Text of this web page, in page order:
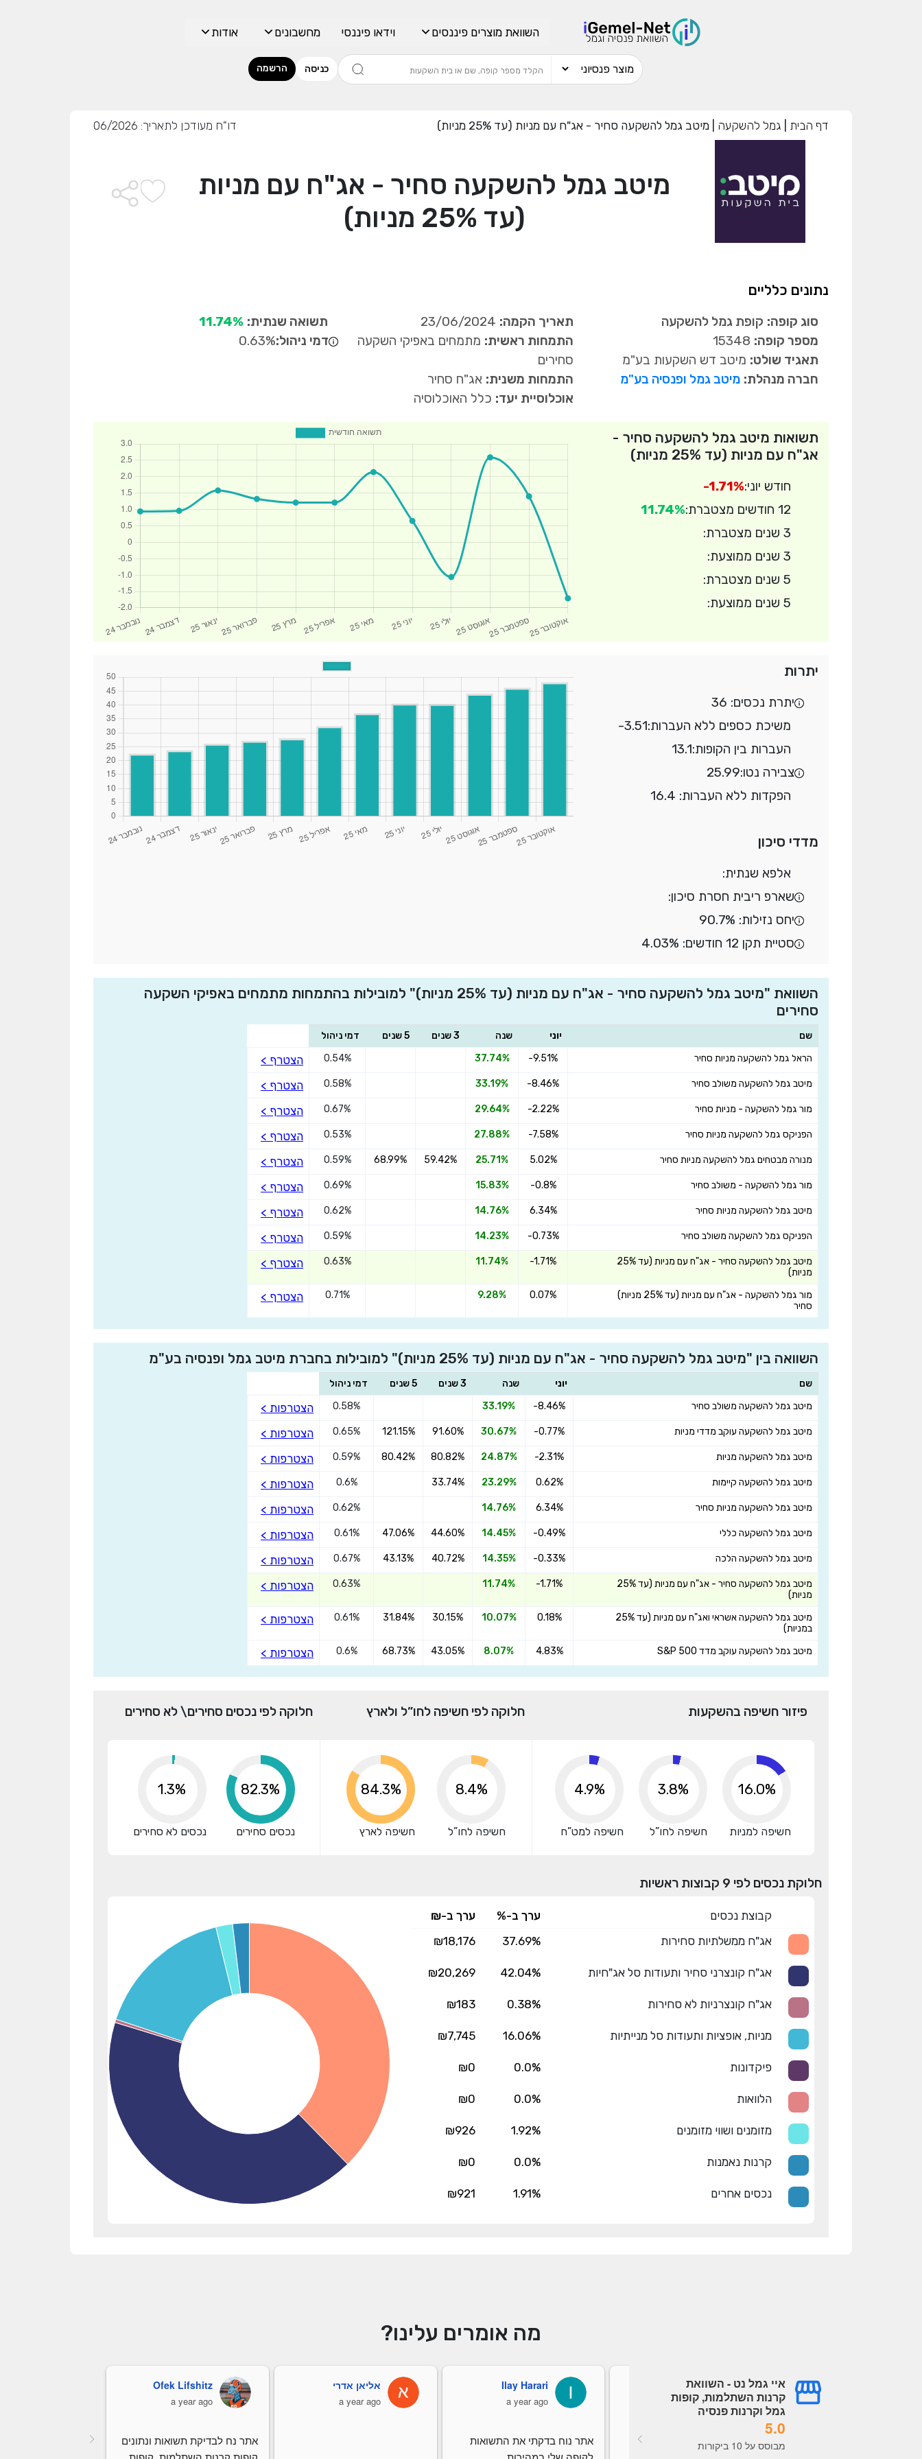
השוואת מוצרים פיננסים וידאו פיננסי מחשבונים אודות
כניסה הרשמה
דף הבית גמל להשקעה מיטב גמל להשקעה סחיר - אג"ח עם מניות (עד 25% מניות) דו"ח מעודכן לתאריך: 06/2026
מיטב גמל להשקעה סחיר - אג"ח עם מניות
(עד 25% מניות)
נתונים כלליים
סוג קופה: קופת גמל להשקעה
מספר קופה:
תאגיד שולט: מיטב דש השקעות בע"מ
חברה מנהלת: מיטב גמל ופנסיה בע"מ
תאריך הקמה:
התמחות ראשית: מתמחים באפיקי השקעה
סחירים
התמחות משנית: אג"ח סחיר
אוכלוסיית יעד: כלל האוכלוסיה
תשואה שנתית: 11.74%
דמי ניהול:0.63%
תשואות מיטב גמל להשקעה סחיר -
אג"ח עם מניות (עד 25% מניות)
חודש יוני:-1.71%
12 חודשים מצטברת:
11.74%
3 שנים מצטברת:
3 שנים ממוצעת:
5 שנים מצטברת:
5 שנים ממוצעת:
יתרות
יתרת נכסים: 36
משיכת כספים ללא העברות:-3.51
העברות בין הקופות:13.1
צבירה נטו:25.99
הפקדות ללא העברות: 16.4
מדדי סיכון
אלפא שנתית:
שארפ ריבית חסרת סיכון:
יחס נזילות: 90.7%
סטיית תקן 12 חודשים: 4.03%
השוואת "מיטב גמל להשקעה סחיר - אג"ח עם מניות (עד 25% מניות)" למובילות בהתמחות מתמחים באפיקי השקעה
סחירים
שם יוני שנה 3 שנים 5 שנים
דמי ניהול
הראל גמל להשקעה מניות סחיר
-9.51%
37.74%
0.54% הצטרף >
מיטב גמל להשקעה משולב סחיר -8.46%
33.19%
0.58% הצטרף >
מור גמל להשקעה - מניות סחיר -2.22%
29.64%
0.67% הצטרף >
הפניקס גמל להשקעה מניות סחיר -7.58%
27.88%
0.53% הצטרף >
מנורה מבטחים גמל להשקעה מניות סחיר 5.02%
25.71%
59.42%
68.99%
0.59% הצטרף >
מור גמל להשקעה - משולב סחיר -0.8%
15.83%
0.69% הצטרף >
מיטב גמל להשקעה מניות סחיר 6.34%
14.76%
0.62% הצטרף >
הפניקס גמל להשקעה משולב סחיר -0.73%
14.23%
0.59% הצטרף >
מיטב גמל להשקעה סחיר - אג"ח עם מניות (עד 25%
מניות)
-1.71%
11.74%
0.63% הצטרף >
מור גמל להשקעה - אג"ח עם מניות (עד 25% מניות)
סחיר
0.07%
9.28%
0.71% הצטרף >
השוואה בין "מיטב גמל להשקעה סחיר - אג"ח עם מניות (עד 25% מניות)" למובילות בחברת מיטב גמל ופנסיה בע"מ
שם יוני שנה 3 שנים 5 שנים
דמי ניהול
מיטב גמל להשקעה משולב סחיר
-8.46%
33.19%
0.58% הצטרפות >
מיטב גמל להשקעה עוקב מדדי מניות -0.77%
30.67%
91.60%
121.15%
0.65% הצטרפות >
מיטב גמל להשקעה מניות -2.31%
24.87%
80.82%
80.42%
0.59% הצטרפות >
מיטב גמל להשקעה קיימות 0.62%
23.29%
33.74%
0.6% הצטרפות >
מיטב גמל להשקעה מניות סחיר 6.34%
14.76%
0.62% הצטרפות >
מיטב גמל להשקעה כללי -0.49%
14.45%
44.60%
47.06%
0.61% הצטרפות >
מיטב גמל להשקעה הלכה -0.33%
14.35%
40.72%
43.13%
0.67% הצטרפות >
מיטב גמל להשקעה סחיר - אג"ח עם מניות (עד 25%
מניות)
-1.71%
11.74%
0.63% הצטרפות >
מיטב גמל להשקעה אשראי ואג"ח עם מניות (עד 25%
במניות)
0.18%
10.07%
30.15%
31.84%
0.61% הצטרפות >
מיטב גמל להשקעה עוקב מדד S&P 500 4.83%
8.07%
43.05%
68.73%
0.6% הצטרפות >
פיזור חשיפה בהשקעות
16.0%
חשיפה למניות
3.8%
חשיפה לחו”ל
4.9%
חשיפה למט”ח
חלוקה לפי חשיפה לחו”ל ולארץ
8.4%
חשיפה לחו”ל
91.5%
חשיפה לארץ
חלוקה לפי נכסים סחירים\ לא סחירים
98.6%
נכסים סחירים
1.3%
נכסים לא סחירים
חלוקת נכסים לפי 9 קבוצות ראשיות
קבוצת נכסים ערך ב-%
ערך ב-₪
אג"ח ממשלתיות סחירות
37.69%
₪18,176
אג"ח קונצרני סחיר ותעודות סל אג"חיות 42.04%
₪20,269
אג"ח קונצרניות לא סחירות 0.38%
₪183
מניות, אופציות ותעודות סל מנייתיות 16.06%
₪7,745
פיקדונות 0.0%
₪0
הלוואות 0.0%
₪0
מזומנים ושווי מזומנים 1.92%
₪926
קרנות נאמנות 0.0%
₪0
נכסים אחרים 1.91%
₪921
×
מתכנן פיננסי (ללא עלות), השאירו פרטים:
התחל בבדיקה חינם
הפרטים שמסרתי ישמשו לקבלת פניות, הצעות שיווקיות מאיתנו או
מה אומרים עלינו?
איי גמל נט - השוואת
קרנות השתלמות, קופות
גמל וקרנות פנסיה
5.0
מבוסס על 10 ביקורות
עמית עובדיה
a year ago
Ilay Harari
a year ago
אתר נוח בדקתי את התשואות
אליאן אדרי
a year ago
Ofek Lifshitz
a year ago